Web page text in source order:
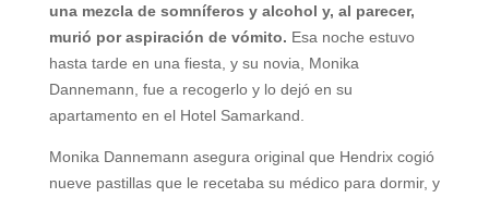
una mezcla de somníferos y alcohol y, al parecer,
murió por aspiración de vómito. Esa noche estuvo
hasta tarde en una fiesta, y su novia, Monika
Dannemann, fue a recogerlo y lo dejó en su
apartamento en el Hotel Samarkand.
Monika Dannemann asegura original que Hendrix cogió
nueve pastillas que le recetaba su médico para dormir, y